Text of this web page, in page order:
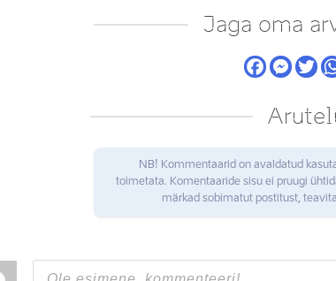
Jaga oma
NB! Kommentaarid on avaldatud
toimetata. Komentaaride sisu ei pruugi
märkad sobimatut postitust,